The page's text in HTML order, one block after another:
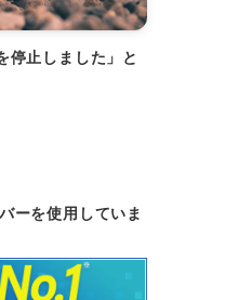
停止しました」と
ーを使用していま